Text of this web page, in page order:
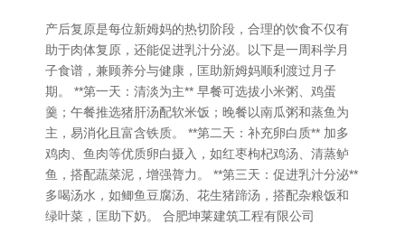
产后复原是每位新姆妈的热切阶段，合理的饮食不仅有
助于肉体复原，还能促进乳汁分泌。以下是一周科学月
子食谱，兼顾养分与健康，匡助新姆妈顺利渡过月子
期。 **第一天：清淡为主** 早餐可选拔小米粥、鸡蛋
羹；午餐推选猪肝汤配软米饭；晚餐以南瓜粥和蒸鱼为
主，易消化且富含铁质。 **第二天：补充卵白质** 加多
鸡肉、鱼肉等优质卵白摄入，如红枣枸杞鸡汤、清蒸鲈
鱼，搭配蔬菜泥，增强膂力。 **第三天：促进乳汁分泌**
多喝汤水，如鲫鱼豆腐汤、花生猪蹄汤，搭配杂粮饭和
绿叶菜，匡助下奶。 合肥坤莱建筑工程有限公司